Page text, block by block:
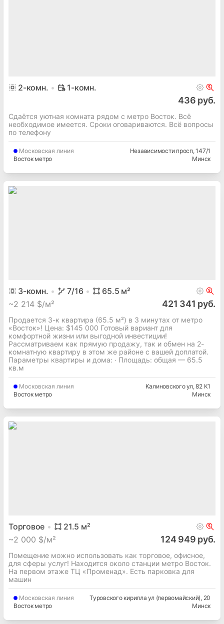
2-комн. 1-комн.
436 руб.
Сдаётся уютная комната рядом с метро Восток. Всё
необходимое имеется. Сроки оговариваются. Всё вопросы
по телефону
Московская линия
Восток метро
Независимости просп, 147/1
Минск
3-комн. 7/16 65.5 м²
~2 214 $/м² 421 341 руб.
Продается 3-к квартира (65.5 м²) в 3 минутах от метро
«Восток»! Цена: $145 000 Готовый вариант для
комфортной жизни или выгодной инвестиции!
Рассматриваем как прямую продажу, так и обмен на 2-
комнатную квартиру в этом же районе с вашей доплатой.
Параметры квартиры и дома: · Площадь: общая — 65.5
кв.м
Московская линия
Восток метро
Калиновского ул, 82 К1
Минск
Торговое 21.5 м²
~2 000 $/м² 124 949 руб.
Помещение можно использовать как торговое, офисное,
для сферы услуг! Находится около станции метро Восток.
На первом этаже ТЦ «Променад». Есть парковка для
машин
Московская линия
Восток метро
Туровского кирилла ул (первомайский), 20
Минск